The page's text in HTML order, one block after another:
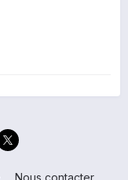
Nous contacter